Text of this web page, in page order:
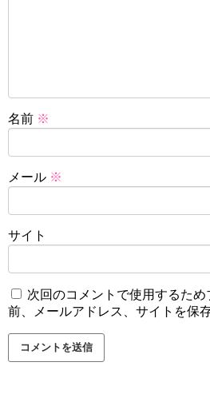
名前 ※
メール ※
サイト
次回のコメントで使用するた
前、メールアドレス、サイトを保存